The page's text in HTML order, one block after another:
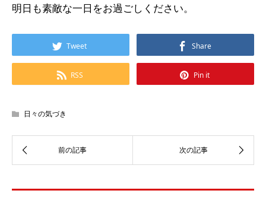
明日も素敵な一日をお過ごしください。
Tweet Share
RSS Pin it
日々の気づき